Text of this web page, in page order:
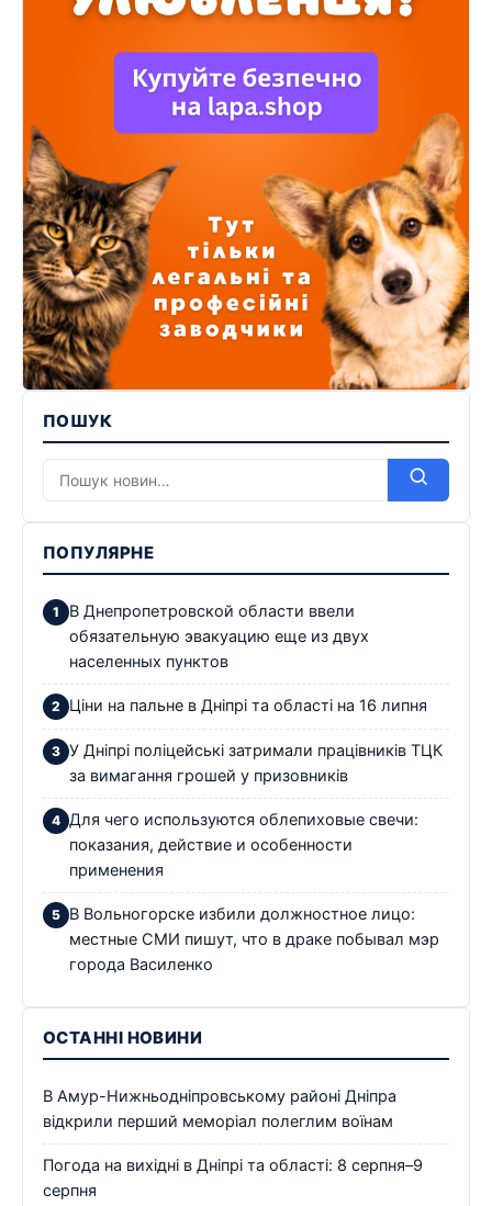
ПОШУК
ПОПУЛЯРНЕ
В Днепропетровской области ввели
обязательную эвакуацию еще из двух
населенных пунктов
Ціни на пальне в Дніпрі та області на 16 липня
У Дніпрі поліцейські затримали працівників ТЦК
за вимагання грошей у призовників
Для чего используются облепиховые свечи:
показания, действие и особенности
применения
В Вольногорске избили должностное лицо:
местные СМИ пишут, что в драке побывал мэр
города Василенко
ОСТАННІ НОВИНИ
В Амур-Нижньодніпровському районі Дніпра
відкрили перший меморіал полеглим воїнам
Погода на вихідні в Дніпрі та області: 8 серпня–9
серпня